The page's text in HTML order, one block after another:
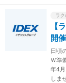
ラ
【
開催
日頃
Ｗ準
年4
しま